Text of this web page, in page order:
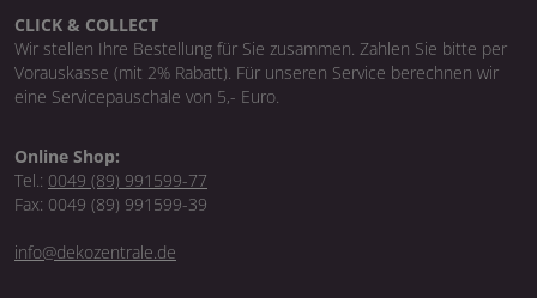
CLICK & COLLECT
Wir stellen Ihre Bestellung für Sie zusammen. Zahlen Sie bitte per
Vorauskasse (mit 2% Rabatt). Für unseren Service berechnen wir
eine Servicepauschale von 5,- Euro.
Online Shop:
Tel.: 0049 (89) 991599-77
Fax: 0049 (89) 991599-39
info@dekozentrale.de